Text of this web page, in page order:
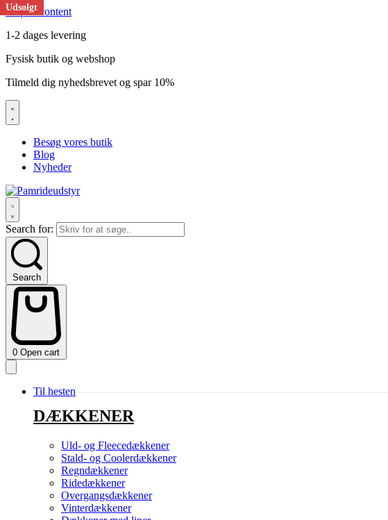
Skip to content
1-2 dages levering
Fysisk butik og webshop
Tilmeld dig nyhedsbrevet og spar 10%
Besøg vores butik
Blog
Nyheder
Search for:
Search
0 Open cart
Til hesten
DÆKKENER
Uld- og Fleecedækkener
Stald- og Coolerdækkener
Regndækkener
Ridedækkener
Overgangsdækkener
Vinterdækkener
Udsolgt